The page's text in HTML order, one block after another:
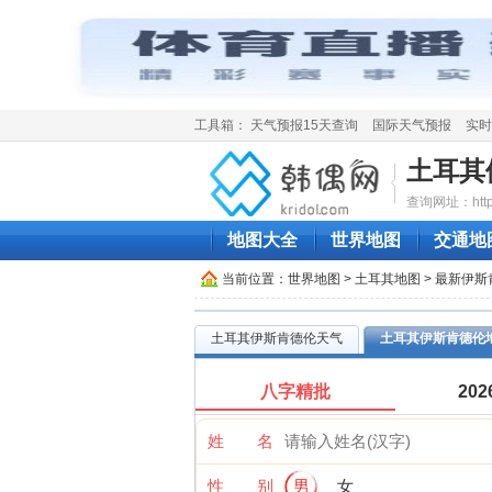
工具箱： 天气预报15天查询 国际天气预报 实
土耳
查询网址：
地图大全 世界地图 交通地
当前位置： 世界地图 > 土耳其地图 > 最新伊斯
土耳其伊斯肯德伦天气 土耳其伊斯肯德伦
八字精批
姓 名
性 别 男 女